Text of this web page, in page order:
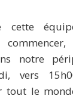
cette
notre
vers
tout le